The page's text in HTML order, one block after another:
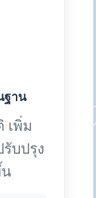
ฐาน
เพิ่ม
บปรุง